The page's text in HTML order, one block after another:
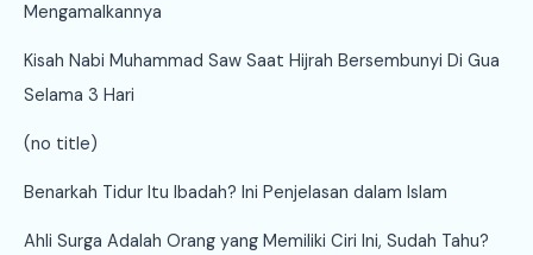
Mengamalkannya
Kisah Nabi Muhammad Saw Saat Hijrah Bersembunyi Di Gua
Selama 3 Hari
(no title)
Benarkah Tidur Itu Ibadah? Ini Penjelasan dalam Islam
Ahli Surga Adalah Orang yang Memiliki Ciri Ini, Sudah Tahu?